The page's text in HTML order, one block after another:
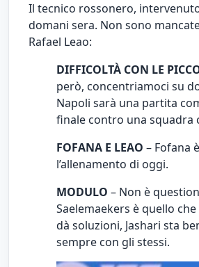
Il tecnico rossonero,
domani sera. Non sono
Rafael Leao:
DIFFICOLTÀ CON LE
però, concentriamoci su
Napoli sarà una partita
finale contro una squadra
FOFANA E LEAO – Fofana
l’allenamento di oggi.
MODULO – Non è
Saelemaekers è quello
dà soluzioni, Jashari sta
sempre con gli stessi.